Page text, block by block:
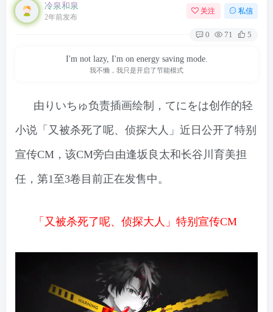
冷泉和泉
2年前发布
关注 私信
0 71 5
I'm not lazy, I'm on energy saving mode.
我不懒，我只是开启了节能模式
由りいちゅ负责插画绘制，てにをは创作的轻
小说「又被杀死了呢、侦探大人」近日公开了特别
宣传CM，该CM旁白由逢坂良太和长谷川育美担
任，第1至3卷目前正在发售中。
「又被杀死了呢、侦探大人」特别宣传CM